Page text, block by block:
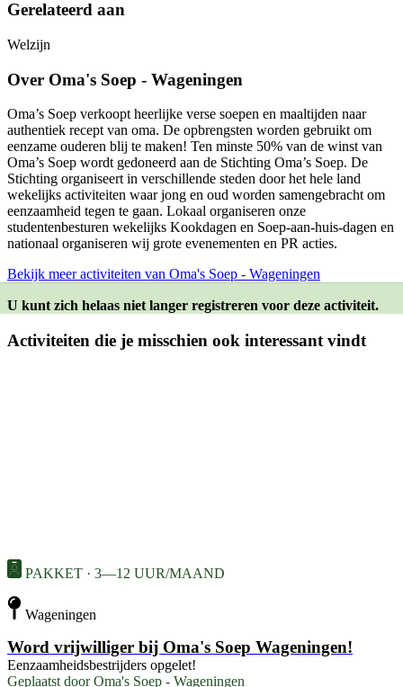
Gerelateerd aan
Welzijn
Over Oma's Soep - Wageningen
Oma’s Soep verkoopt heerlijke verse soepen en maaltijden naar
authentiek recept van oma. De opbrengsten worden gebruikt om
eenzame ouderen blij te maken! Ten minste 50% van de winst van
Oma’s Soep wordt gedoneerd aan de Stichting Oma’s Soep. De
Stichting organiseert in verschillende steden door het hele land
wekelijks activiteiten waar jong en oud worden samengebracht om
eenzaamheid tegen te gaan. Lokaal organiseren onze
studentenbesturen wekelijks Kookdagen en Soep-aan-huis-dagen en
nationaal organiseren wij grote evenementen en PR acties.
Bekijk meer activiteiten van Oma's Soep - Wageningen
U kunt zich helaas niet langer registreren voor deze activiteit.
Activiteiten die je misschien ook interessant vindt
PAKKET · 3—12 UUR/MAAND
Wageningen
Word vrijwilliger bij Oma's Soep Wageningen!
Eenzaamheidsbestrijders opgelet!
Geplaatst door Oma's Soep - Wageningen